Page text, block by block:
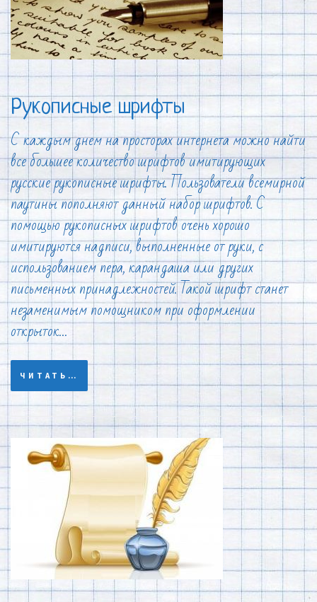
Рукописные шрифты
С каждым днем на просторах интернета можно найти
все большее количество шрифтов имитирующих
русские рукописные шрифты. Пользователи всемирной
паутины пополняют данный набор шрифтов. С
помощью рукописных шрифтов очень хорошо
имитируются надписи, выполненные от руки, с
использованием пера, карандаша или других
письменных принадлежностей. Такой шрифт станет
незаменимым помощником при оформлении
открыток…
ЧИТАТЬ…